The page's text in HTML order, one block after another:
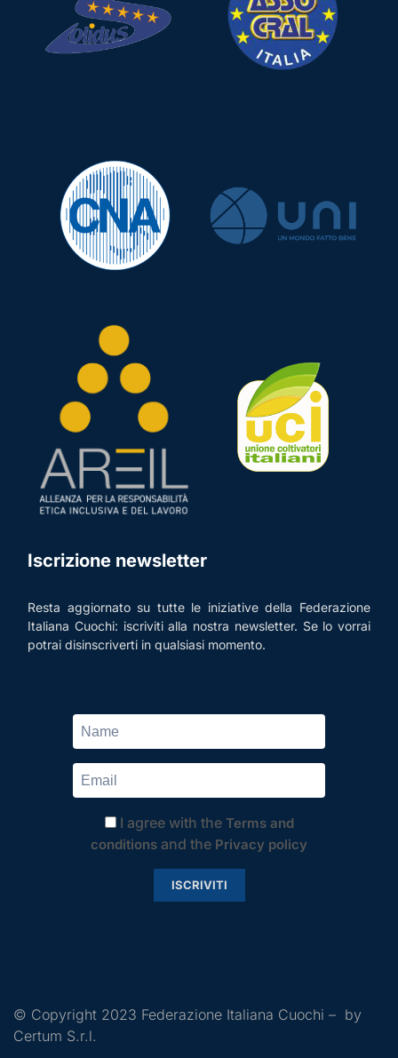
Iscrizione newsletter
Resta aggiornato su tutte le iniziative della Federazione
Italiana Cuochi: iscriviti alla nostra newsletter. Se lo vorrai
potrai disinscriverti in qualsiasi momento.
I agree with the Terms and
conditions and the Privacy policy
ISCRIVITI
© Copyright 2023 Federazione Italiana Cuochi – by
Certum S.r.l.